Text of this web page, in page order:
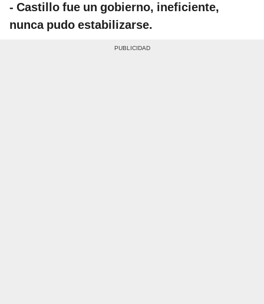
- Castillo fue un gobierno, ineficiente,
nunca pudo estabilizarse.